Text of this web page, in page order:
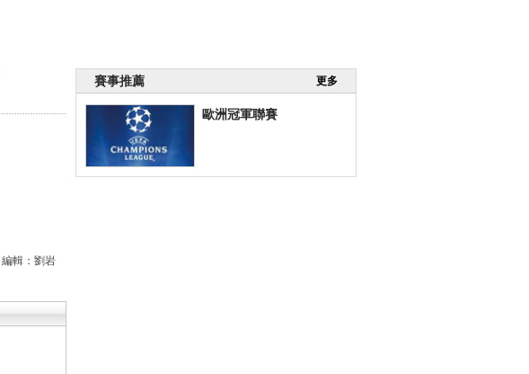
賽事推薦 更多
歐洲冠軍聯賽
編輯：劉岩